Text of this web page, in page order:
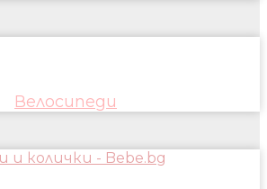
Велосипеди